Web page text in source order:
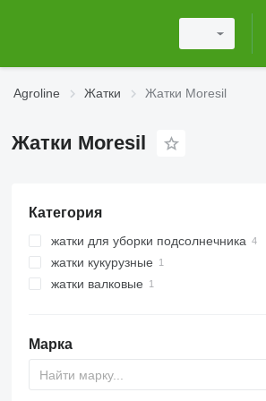
Agroline Жатки Жатки Moresil
Жатки Moresil
Категория
жатки для уборки подсолнечника
жатки кукурузные
жатки валковые
Марка